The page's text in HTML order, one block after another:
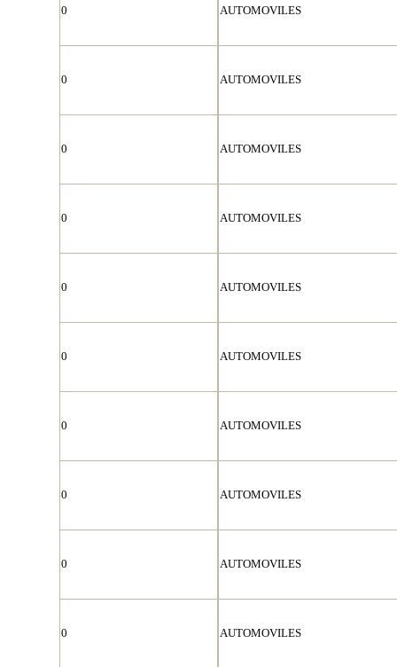
0 AUTOMOVILES
0 AUTOMOVILES
0 AUTOMOVILES
0 AUTOMOVILES
0 AUTOMOVILES
0 AUTOMOVILES
0 AUTOMOVILES
0 AUTOMOVILES
0 AUTOMOVILES
0 AUTOMOVILES